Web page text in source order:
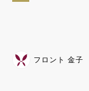
フロント 金